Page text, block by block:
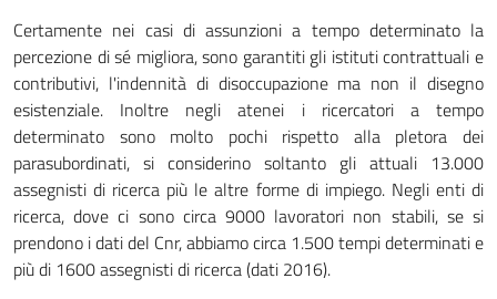
Certamente nei casi di assunzioni a tempo determinato la
percezione di sé migliora, sono garantiti gli istituti contrattuali e
contributivi, l'indennità di disoccupazione ma non il disegno
esistenziale. Inoltre negli atenei i ricercatori a tempo
determinato sono molto pochi rispetto alla pletora dei
parasubordinati, si considerino soltanto gli attuali 13.000
assegnisti di ricerca più le altre forme di impiego. Negli enti di
ricerca, dove ci sono circa 9000 lavoratori non stabili, se si
prendono i dati del Cnr, abbiamo circa 1.500 tempi determinati e
più di 1600 assegnisti di ricerca (dati 2016).